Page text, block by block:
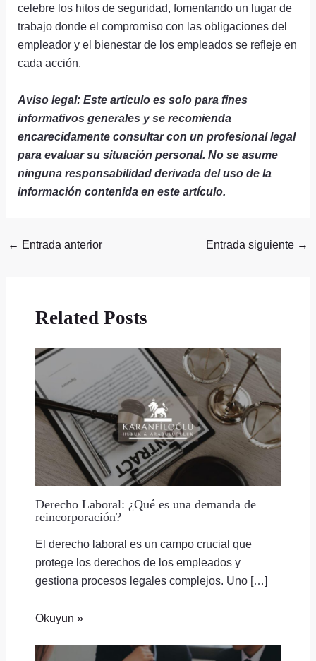
celebre los hitos de seguridad, fomentando un lugar de
trabajo donde el compromiso con las obligaciones del
empleador y el bienestar de los empleados se refleje en
cada acción.
Aviso legal: Este artículo es solo para fines
informativos generales y se recomienda
encarecidamente consultar con un profesional legal
para evaluar su situación personal. No se asume
ninguna responsabilidad derivada del uso de la
información contenida en este artículo.
← Entrada anterior Entrada siguiente →
Related Posts
Derecho Laboral: ¿Qué es una demanda de
reincorporación?
El derecho laboral es un campo crucial que
protege los derechos de los empleados y
gestiona procesos legales complejos. Uno […]
Okuyun »